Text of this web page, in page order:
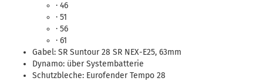
· 46
· 51
· 56
· 61
Gabel: SR Suntour 28 SR NEX-E25, 63mm
Dynamo: über Systembatterie
Schutzbleche: Eurofender Tempo 28